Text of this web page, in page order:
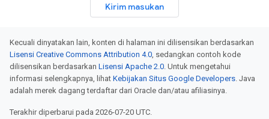
Kirim masukan
Kecuali dinyatakan lain, konten di halaman ini dilisensikan berdasarkan
Lisensi Creative Commons Attribution 4.0, sedangkan contoh kode
dilisensikan berdasarkan Lisensi Apache 2.0. Untuk mengetahui
informasi selengkapnya, lihat Kebijakan Situs Google Developers. Java
adalah merek dagang terdaftar dari Oracle dan/atau afiliasinya.
Terakhir diperbarui pada 2026-07-20 UTC.